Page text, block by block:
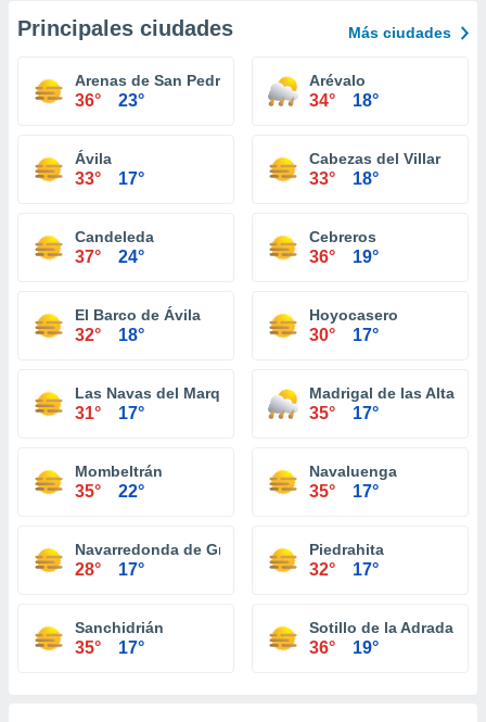
Principales ciudades Más ciudades
Arenas de San Pedro
36° 23°
Arévalo
34° 18°
Ávila
33° 17°
Cabezas del Villar
33° 18°
Candeleda
37° 24°
Cebreros
36° 19°
El Barco de Ávila
32° 18°
Hoyocasero
30° 17°
Las Navas del Marqués
31° 17°
Madrigal de las Altas
35° 17°
Mombeltrán
35° 22°
Navaluenga
35° 17°
Navarredonda de Gredos
28° 17°
Piedrahita
32° 17°
Sanchidrián
35° 17°
Sotillo de la Adrada
36° 19°